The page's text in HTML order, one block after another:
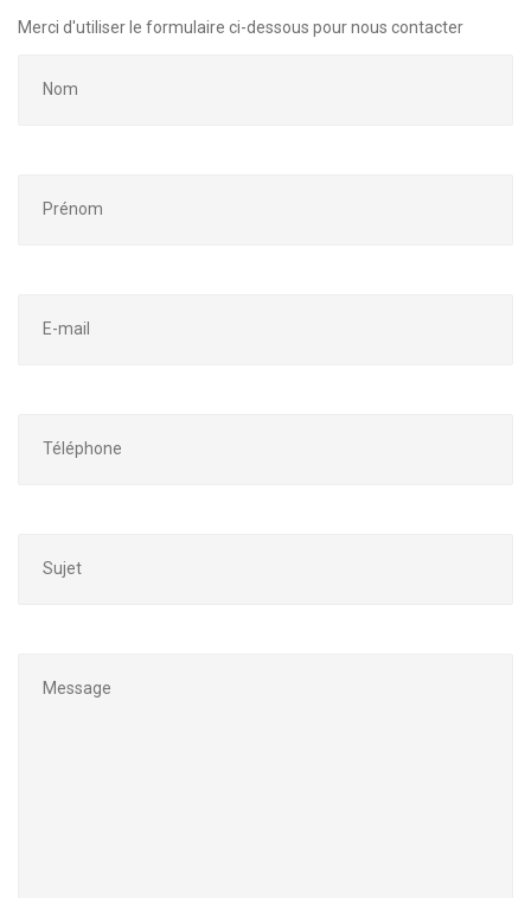
Merci d'utiliser le formulaire ci-dessous pour nous contacter